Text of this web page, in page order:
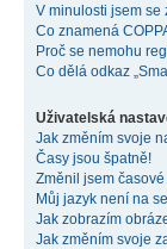
V minulosti jsem se
Co znamená
Proč se nemohu
Co dělá odkaz
Uživatelská
Jak změním svoje
Časy jsou špatně!
Změnil jsem
Můj jazyk není na
Jak zobrazím
Jak změním svoje